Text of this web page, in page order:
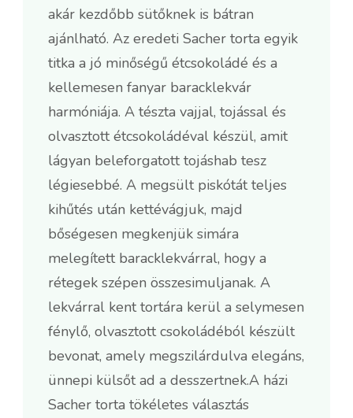
akár kezdőbb sütőknek is bátran
ajánlható. Az eredeti Sacher torta egyik
titka a jó minőségű étcsokoládé és a
kellemesen fanyar baracklekvár
harmóniája. A tészta vajjal, tojással és
olvasztott étcsokoládéval készül, amit
lágyan beleforgatott tojáshab tesz
légiesebbé. A megsült piskótát teljes
kihűtés után kettévágjuk, majd
bőségesen megkenjük simára
melegített baracklekvárral, hogy a
rétegek szépen összesimuljanak. A
lekvárral kent tortára kerül a selymesen
fénylő, olvasztott csokoládéból készült
bevonat, amely megszilárdulva elegáns,
ünnepi külsőt ad a desszertnek.A házi
Sacher torta tökéletes választás